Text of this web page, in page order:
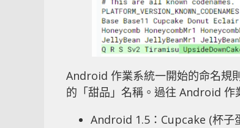
Android 作業系統一開始的命名規
的「甜品」名稱。過往 Android 作
Android 1.5：Cupcake (杯子